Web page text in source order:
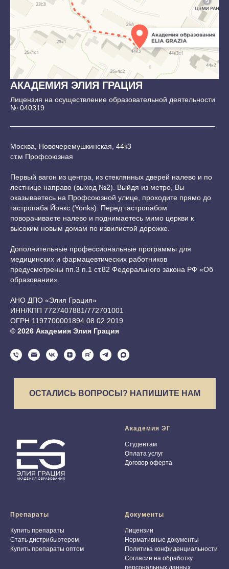
АКАДЕМИЯ ЭЛИЯ ГРАЦИЯ
Лицензия на осуществление образовательной деятельности
№ 040319
Москва, Новочеремушкинская, 44к3
ст.м Профсоюзная
Первый вагон из центра, из стеклянных дверей налево и по
лестнице направо (выход №2). Выйдя из метро, Вы
оказываетесь на Профсоюзной улице, проходите прямо до
гастропаба Йонкс (Yonks). Перед гастропабом
поворачиваете налево и поднимаетесь мимо церкви к
высоким новым домам по извилистой дорожке.
Дополнительные профессиональные программы для
медицинских и фармацевтических работников
предусмотрены пп.3 п.1 ст.82 Федерального закона РФ «Об
образовании».
АНО ДПО «Элия Грация»
ИНН/КПП 7727407881/772701001
ОГРН 1197700001894 08.02.2019
© 2026 Академия Элия Грация
ОСТАЛИСЬ ВОПРОСЫ? НАПИШИТЕ НАМ
Академия ЭГ
Студентам
Оплата услуг
Договор оферта
Препараты
Купить препараты
Стать дистрибьютером
Купить препараты оптом
Документы
Лицензии
Нормативные документы
Политика конфиденциальности
Согласие на обработку
персональных данных